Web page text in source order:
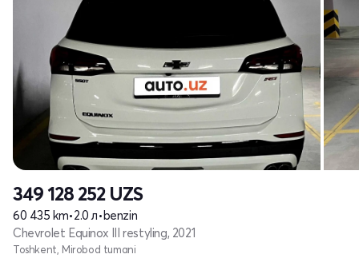
349 128 252 UZS
60 435 km•2.0 л•benzin
Chevrolet Equinox III restyling, 2021
Toshkent, Mirobod tumani